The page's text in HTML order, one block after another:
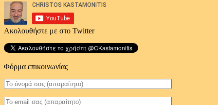
Ακολουθήστε με στο Twitter
Φόρμα επικοινωνίας